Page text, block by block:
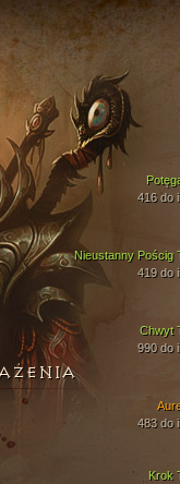
Nieustanny Pościg
419 do
Chwyt
990 do
416 do
Krok
483 do